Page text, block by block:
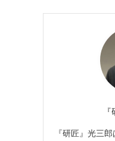
『研匠』光三